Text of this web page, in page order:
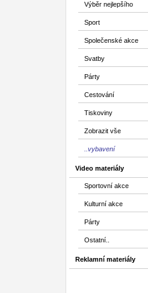
Výběr nejlepšího
Sport
Společenské akce
Svatby
Párty
Cestování
Tiskoviny
Zobrazit vše
..vybavení
Video materiály
Sportovní akce
Kulturní akce
Párty
Ostatní..
Reklamní materiály